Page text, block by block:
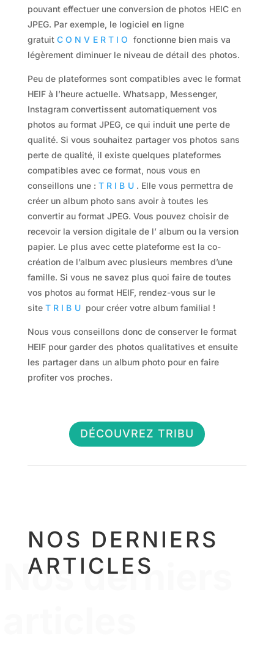
pouvant effectuer une conversion de photos HEIC en
JPEG. Par exemple, le logiciel en ligne
gratuit CONVERTIO fonctionne bien mais va
légèrement diminuer le niveau de détail des photos.
Peu de plateformes sont compatibles avec le format
HEIF à l’heure actuelle. Whatsapp, Messenger,
Instagram convertissent automatiquement vos
photos au format JPEG, ce qui induit une perte de
qualité. Si vous souhaitez partager vos photos sans
perte de qualité, il existe quelques plateformes
compatibles avec ce format, nous vous en
conseillons une : TRIBU . Elle vous permettra de
créer un album photo sans avoir à toutes les
convertir au format JPEG. Vous pouvez choisir de
recevoir la version digitale de l’ album ou la version
papier. Le plus avec cette plateforme est la co-
création de l’album avec plusieurs membres d’une
famille. Si vous ne savez plus quoi faire de toutes
vos photos au format HEIF, rendez-vous sur le
site TRIBU pour créer votre album familial !
Nous vous conseillons donc de conserver le format
HEIF pour garder des photos qualitatives et ensuite
les partager dans un album photo pour en faire
profiter vos proches.
DÉCOUVREZ TRIBU
NOS DERNIERS
ARTICLES
Nos derniers